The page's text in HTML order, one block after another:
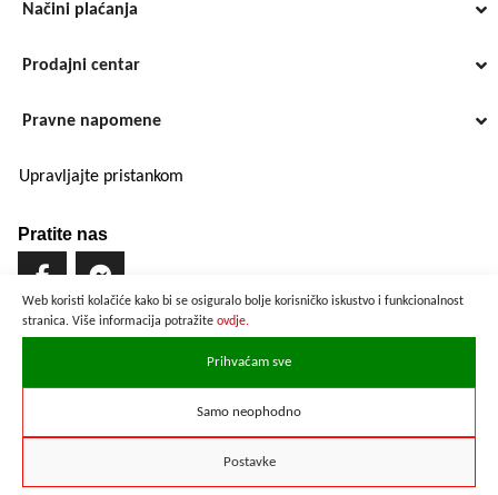
Web koristi kolačiće kako bi se osiguralo bolje korisničko iskustvo i funkcionalnost
stranica. Više informacija potražite ovdje.
Prihvaćam sve
Samo neophodno
Postavke
Načini plaćanja
Prodajni centar
Pravne napomene
Upravljajte pristankom
Pratite nas
Brzo i sigurno plaćanje
Prikazane cijene su preračunate po službenom tečaju u iznosu od
1 EUR = 7,53450 HRK
Copyright © 2021 ZD elektropromet d.o.o.